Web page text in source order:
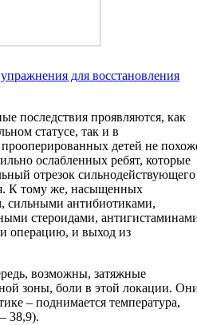
для восстановления
последствия проявляются, как
статусе, так и в
детей не
ослабленных ребят, которые
отрезок сильнодействующего
К тому же, насыщенных
сильными антибиотиками,
стероидами,
и операцию, и выход из
возможны, затяжные
зоны, боли в этой локации.
– поднимается температура,
38,9).